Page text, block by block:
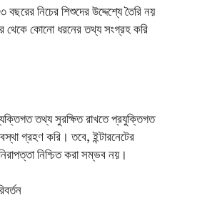
নিচের শিশুদের উদ্দেশ্যে তৈরি নয়
থেকে কোনো ধরনের তথ্য সংগ্রহ করি
তথ্য সুরক্ষিত রাখতে প্রযুক্তিগত
গ্রহণ করি। তবে, ইন্টারনেটের
নিশ্চিত করা সম্ভব নয়।